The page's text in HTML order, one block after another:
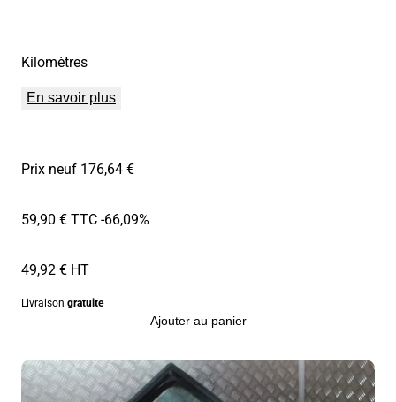
Kilomètres
En savoir plus
Prix neuf 176,64 €
59,90 € TTC-66,09%
49,92 € HT
Livraison gratuite
Ajouter au panier